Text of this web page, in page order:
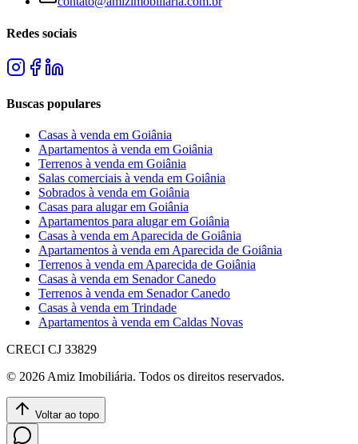
Redes sociais
Buscas populares
Casas à venda em Goiânia
Apartamentos à venda em Goiânia
Terrenos à venda em Goiânia
Salas comerciais à venda em Goiânia
Sobrados à venda em Goiânia
Casas para alugar em Goiânia
Apartamentos para alugar em Goiânia
Casas à venda em Aparecida de Goiânia
Apartamentos à venda em Aparecida de Goiânia
Terrenos à venda em Aparecida de Goiânia
Casas à venda em Senador Canedo
Terrenos à venda em Senador Canedo
Casas à venda em Trindade
Apartamentos à venda em Caldas Novas
CRECI CJ 33829
© 2026Amiz Imobiliária. Todos os direitos reservados.
Voltar ao topo